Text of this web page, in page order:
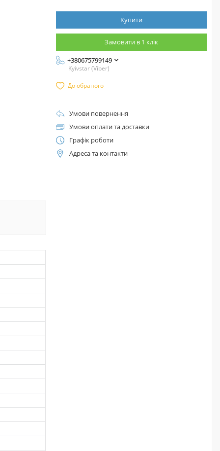
Купити
Замовити в 1 клік
+380675799149
Kyivstar (Viber)
До обраного
Умови повернення
Умови оплати та доставки
Графік роботи
Адреса та контакти